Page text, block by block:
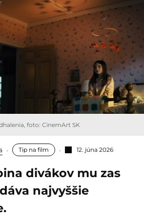
foto: CinemArt SK
Tip na film 12. júna 2026
divákov mu zas
najvyššie